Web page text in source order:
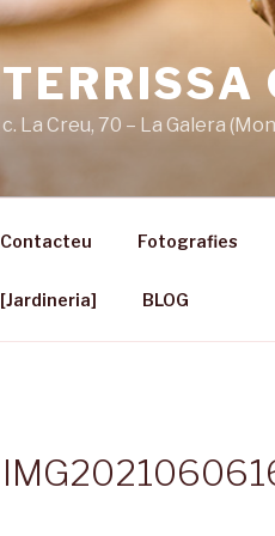
TERRISSA
c. La Creu, 70 – La Galera
Contacteu Fotografies
[Jardineria] BLOG